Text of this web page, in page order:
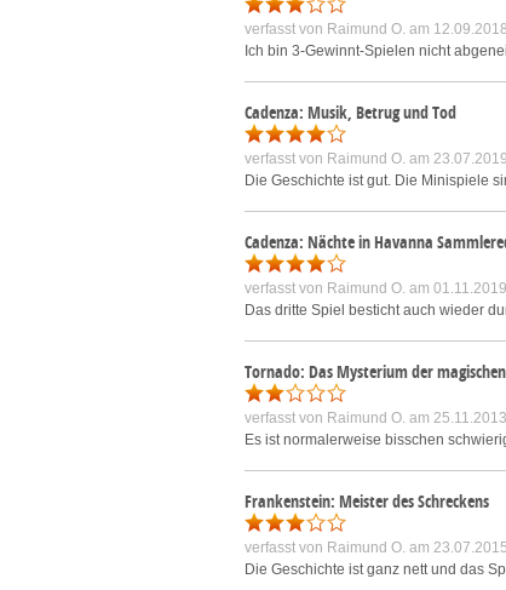
verfasst von Raimund O. am
Ich bin 3-Gewinnt-Spielen nicht
Cadenza: Musik, Betrug und Tod
verfasst von Raimund O. am
Die Geschichte ist gut. Die Minispiele
Cadenza: Nächte in Havanna
verfasst von Raimund O. am
Das dritte Spiel besticht auch wieder
Tornado: Das Mysterium der
verfasst von Raimund O. am
Es ist normalerweise bisschen
Frankenstein: Meister des Schreckens
verfasst von Raimund O. am
Die Geschichte ist ganz nett und das